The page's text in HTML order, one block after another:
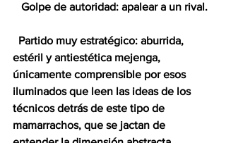
   Golpe de autoridad: apalear a un rival.
estéril y antiestética mejenga,
únicamente comprensible por esos
iluminados que leen las ideas de los
técnicos detrás de este tipo de
mamarrachos, que se jactan de